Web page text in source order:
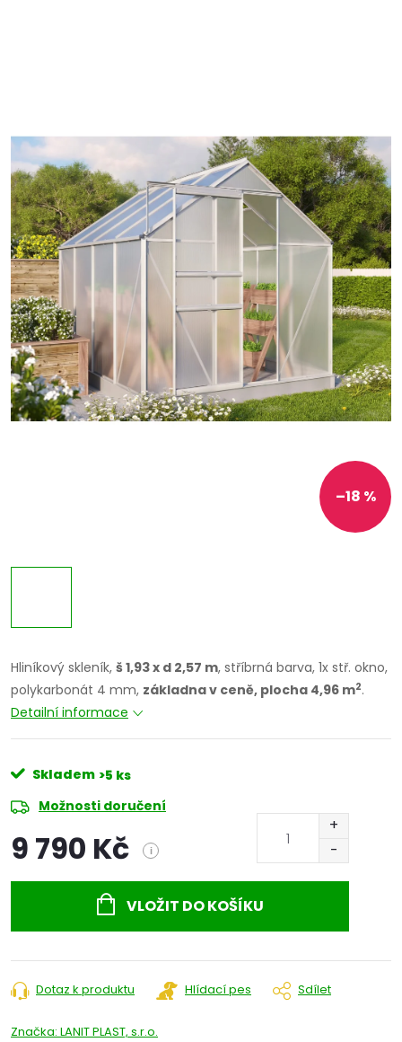
–18 %
Hliníkový skleník, š 1,93 x d 2,57 m, stříbrná barva, 1x stř. okno,
polykarbonát 4 mm, základna v ceně, plocha 4,96 m2.
Detailní informace
Skladem >5 ks
Možnosti doručení
9 790 Kč i
VLOŽIT DO KOŠÍKU
Dotaz k produktu Hlídací pes Sdílet
Značka: LANIT PLAST, s.r.o.